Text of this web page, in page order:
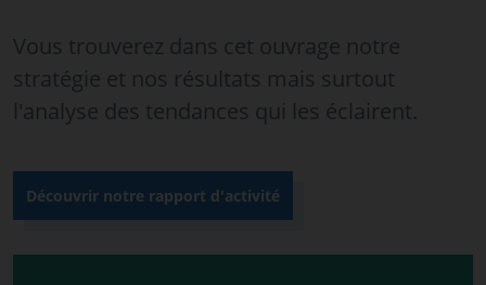
Vous trouverez dans cet ouvrage notre
stratégie et nos résultats mais surtout
l'analyse des tendances qui les éclairent.
Découvrir notre rapport d'activité